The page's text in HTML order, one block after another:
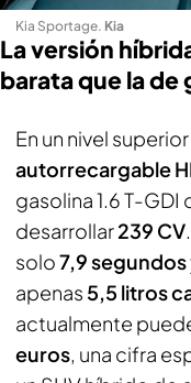
Kia Sportage. Kia
La versión
barata que la de
En un nivel
autorrecargable
gasolina 1.6 T-
desarrollar239 CV
solo7,9 segundos
apenas 5,5 litros
actualmente
euros, una cifra